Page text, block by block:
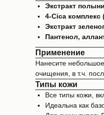
Экстракт
4-Cica
Экстракт
Пантенол,
Применение
Нанесите
очищения, в т.ч.
Типы кожи
Все типы кожи,
Идеальна как